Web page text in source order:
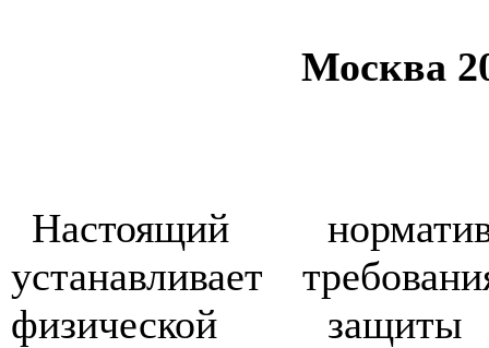
Москва
Настоящий
устанавливает
физической